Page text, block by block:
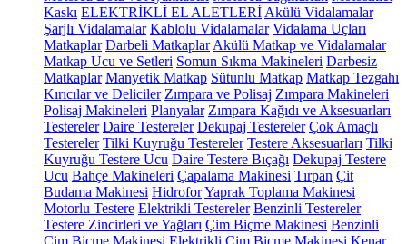
Kaskı ELEKTRİKLİ EL ALETLERİ Akülü Vidalamalar
Şarjlı Vidalamalar Kablolu Vidalamalar Vidalama Uçları
Matkaplar Darbeli Matkaplar Akülü Matkap ve Vidalamalar
Matkap Ucu ve Setleri Somun Sıkma Makineleri Darbesiz
Matkaplar Manyetik Matkap Sütunlu Matkap Matkap Tezgahı
Kırıcılar ve Deliciler Zımpara ve Polisaj Zımpara Makineleri
Polisaj Makineleri Planyalar Zımpara Kağıdı ve Aksesuarları
Testereler Daire Testereler Dekupaj Testereler Çok Amaçlı
Testereler Tilki Kuyruğu Testereler Testere Aksesuarları Tilki
Kuyruğu Testere Ucu Daire Testere Bıçağı Dekupaj Testere
Ucu Bahçe Makineleri Çapalama Makinesi Tırpan Çit
Budama Makinesi HidroforYaprak Toplama Makinesi
Motorlu Testere Elektrikli Testereler Benzinli Testereler
Testere Zincirleri ve Yağları Çim Biçme Makinesi Benzinli
Çim Biçme Makinesi Elektrikli Çim Biçme Makinesi Kenar